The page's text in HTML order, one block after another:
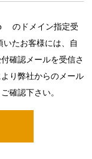
のドメイン指定受
たお客様には、自
確認メールを受信さ
り弊社からのメール
確認下さい。